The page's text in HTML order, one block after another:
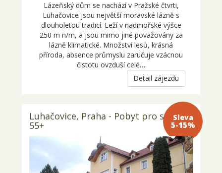
Lázeňský dům se nachází v Pražské čtvrti,
Luhačovice jsou největší moravské lázně s
dlouholetou tradicí. Leží v nadmořské výšce
250 m n/m, a jsou mimo jiné považovány za
lázně klimatické. Množství lesů, krásná
příroda, absence průmyslu zaručuje vzácnou
čistotu ovzduší celé…
Detail zájezdu
Sleva 5-
15%
Luhačovice, Praha - Pobyt pro seniory
55+